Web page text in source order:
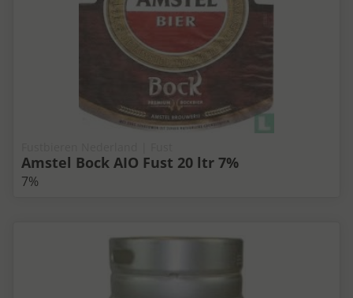
Amstel Bock AIO Fust 20 ltr 7%
7%